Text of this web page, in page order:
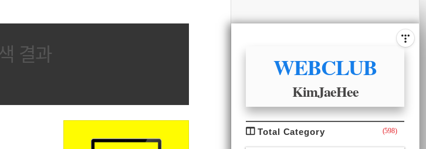
션
결과 WEBCLUB
KimJaeHee
CATEGORY
Total Category (598)